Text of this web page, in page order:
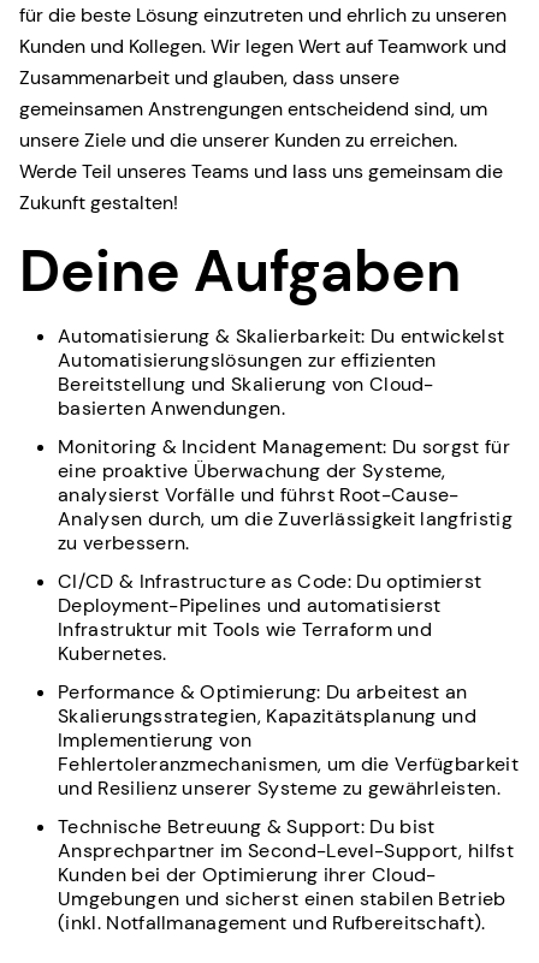
für die beste Lösung einzutreten und ehrlich zu unseren
Kunden und Kollegen. Wir legen Wert auf Teamwork und
Zusammenarbeit und glauben, dass unsere
gemeinsamen Anstrengungen entscheidend sind, um
unsere Ziele und die unserer Kunden zu erreichen.
Werde Teil unseres Teams und lass uns gemeinsam die
Zukunft gestalten!
Deine Aufgaben
Automatisierung & Skalierbarkeit: Du entwickelst
Automatisierungslösungen zur effizienten
Bereitstellung und Skalierung von Cloud-
basierten Anwendungen.
Monitoring & Incident Management: Du sorgst für
eine proaktive Überwachung der Systeme,
analysierst Vorfälle und führst Root-Cause-
Analysen durch, um die Zuverlässigkeit langfristig
zu verbessern.
CI/CD & Infrastructure as Code: Du optimierst
Deployment-Pipelines und automatisierst
Infrastruktur mit Tools wie Terraform und
Kubernetes.
Performance & Optimierung: Du arbeitest an
Skalierungsstrategien, Kapazitätsplanung und
Implementierung von
Fehlertoleranzmechanismen, um die Verfügbarkeit
und Resilienz unserer Systeme zu gewährleisten.
Technische Betreuung & Support: Du bist
Ansprechpartner im Second-Level-Support, hilfst
Kunden bei der Optimierung ihrer Cloud-
Umgebungen und sicherst einen stabilen Betrieb
(inkl. Notfallmanagement und Rufbereitschaft).